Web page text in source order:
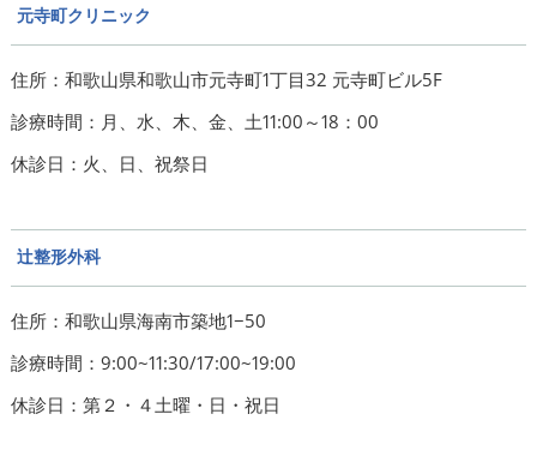
元寺町クリニック
住所：和歌山県和歌山市元寺町1丁目32 元寺町ビル5F
診療時間：月、水、木、金、土11:00～18：00
休診日：火、日、祝祭日
辻整形外科
住所：和歌山県海南市築地1−50
診療時間：9:00~11:30/17:00~19:00
休診日：第２・４土曜・日・祝日